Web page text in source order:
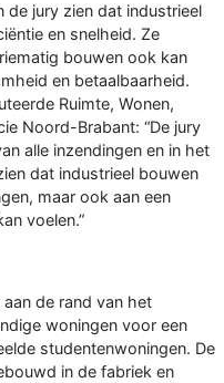
de jury zien dat industrieel
en snelheid. Ze
bouwen ook kan
en betaalbaarheid.
Ruimte, Wonen,
Noord-Brabant: “De jury
alle inzendingen en in het
dat industrieel bouwen
maar ook aan een
voelen.”
de rand van het
woningen voor een
studentenwoningen. De
in de fabriek en